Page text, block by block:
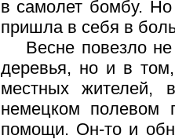
в самолет бомбу. Но
пришла в себя в
Весне повезло не
деревья, но и в
местных жителей,
немецком полевом
помощи. Он-то и